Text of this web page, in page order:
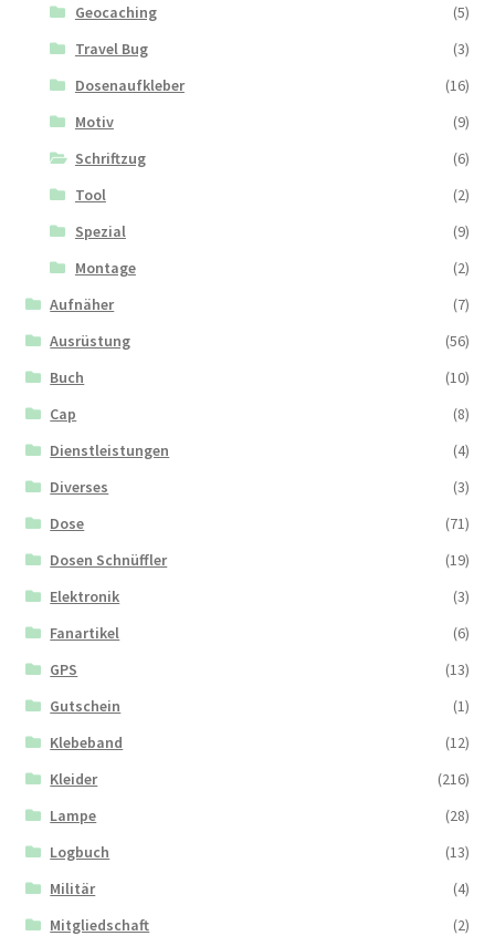
Geocaching
(5)
Travel Bug
(3)
Dosenaufkleber
(16)
Motiv
(9)
Schriftzug
(6)
Tool
(2)
Spezial
(9)
Montage
(2)
Aufnäher
(7)
Ausrüstung
(56)
Buch
(10)
Cap
(8)
Dienstleistungen
(4)
Diverses
(3)
Dose
(71)
Dosen Schnüffler
(19)
Elektronik
(3)
Fanartikel
(6)
GPS
(13)
Gutschein
(1)
Klebeband
(12)
Kleider
(216)
Lampe
(28)
Logbuch
(13)
Militär
(4)
Mitgliedschaft
(2)